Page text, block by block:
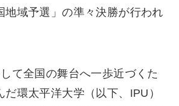
地域予選」の準々決勝が行われ
て全国の舞台へ一歩近づくた
環太平洋大学（以下、IPU）